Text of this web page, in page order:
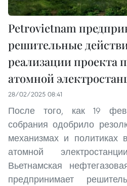
Petrovietnam
решительные
реализации проекта
атомной
28/02/2025 08:41
После того, как 19
собрания одобрило
механизмах и политиках
атомной
Вьетнамская
предпринимает